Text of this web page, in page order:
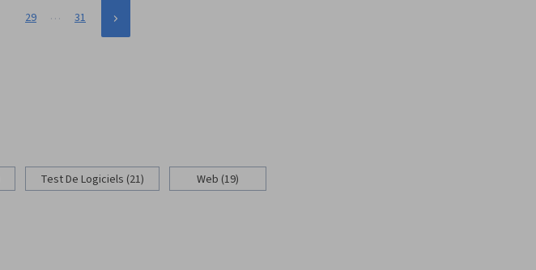
29 … 31
Test De Logiciels (21) Web (19)